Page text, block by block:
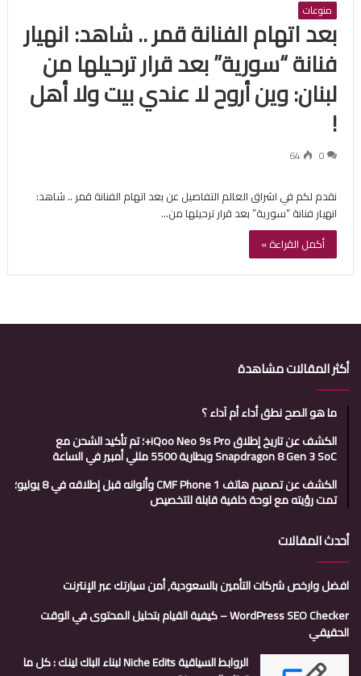
منوعات
بعد اتهام الفنانة قمر .. شاهد: انهيار
فنانة “سورية” بعد قرار ترحيلها من
لبنان: وين أروح لا عندي بيت ولا أهل
!
0
64
نقدم لكم في اشراق العالم التفاصيل عن بعد اتهام الفنانة قمر .. شاهد:
انهيار فنانة “سورية” بعد قرار ترحيلها من…
أكمل القراءة »
أكثر المقالات مشاهدة
ما هو الصح نطق أداء أم آداء ؟
الكشف عن تاريخ إطلاق iQoo Neo 9s Pro+؛ تم تأكيد الشحن مع
Snapdragon 8 Gen 3 SoC وبطارية 5500 مللي أمبير في الساعة
الكشف عن تصميم هاتف CMF Phone 1 وألوانه قبل إطلاقه في 8 يوليو؛
تمت رؤيته مع لوحة خلفية قابلة للتخصيص
أحدث المقالات
افضل وارخص شركات التأمين بالسعودية, أمن سيارتك عبر الإنترنت
WordPress SEO Checker – كيفية القيام بتحليل المحتوى في الوقت
الحقيقي
الروابط السياقية Niche Edits لبناء الباك لينك : كل ما